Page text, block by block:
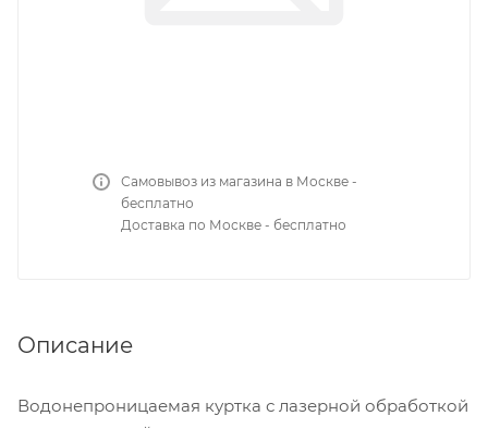
Самовывоз из магазина в Москве -
бесплатно
Доставка по Москве - бесплатно
Описание
Водонепроницаемая куртка с лазерной обработкой